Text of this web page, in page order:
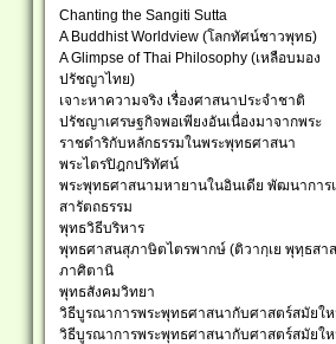
Chanting the Sangiti Sutta
A Buddhist Worldview (โลกทัศน์ชาวพุทธ)
A Glimpse of Thai Philosophy (เหลือบมอง
ปรัชญาไทย)
เจาะหาความจริง เรื่องศาสนาประจำชาติ
ปรัชญาเศรษฐกิจพอเพียงอันเนื่องมาจากพระ
ราชดำริกับหลักธรรมในพระพุทธศาสนา
พระไตรปิฎกปริทัศน์
พระพุทธศาสนามหายานในอินเดีย พัฒนาการ
สารัตถธรรม
พุทธวิธีบริหาร
พุทธศาสนสุภาษิตไตรพากษ์ (ติวากฺเย พุทฺธสา
ภาศิตานิ
พุทธสังคมวิทยา
วิธีบูรณาการพระพุทธศาสนากับศาสตร์สมัยใ
วิธีบูรณาการพระพุทธศาสนากับศาสตร์สมัยใ